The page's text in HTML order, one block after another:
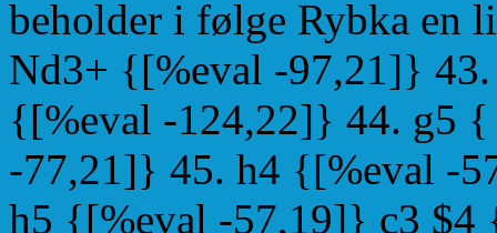
beholder i følge Rybka en
Nd3+ {[%eval -97,21]}
{[%eval -124,22]} 44. g5
-77,21]} 45. h4 {[%eval -
h5 {[%eval -57,19]} c3 $4